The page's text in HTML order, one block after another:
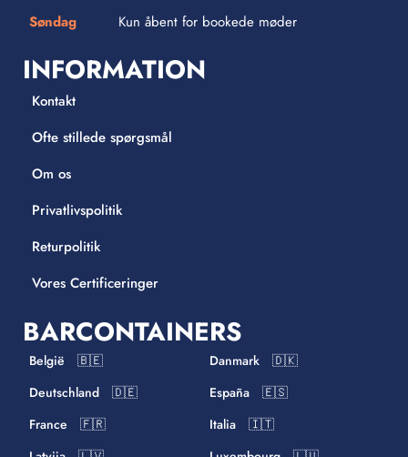
Søndag
Kun åbent for bookede møder
INFORMATION
Kontakt
Ofte stillede spørgsmål
Om os
Privatlivspolitik
Returpolitik
Vores Certificeringer
BARCONTAINERS
België 🇧🇪
Danmark 🇩🇰
Deutschland 🇩🇪
España 🇪🇸
France 🇫🇷
Italia 🇮🇹